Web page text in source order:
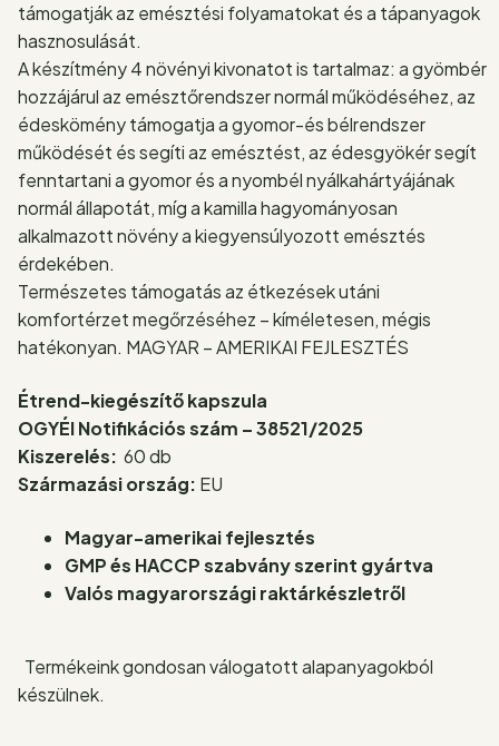
támogatják az emésztési folyamatokat és a tápanyagok
hasznosulását.
A készítmény 4 növényi kivonatot is tartalmaz: a gyömbér
hozzájárul az emésztőrendszer normál működéséhez, az
édeskömény támogatja a gyomor-és bélrendszer
működését és segíti az emésztést, az édesgyökér segít
fenntartani a gyomor és a nyombél nyálkahártyájának
normál állapotát, míg a kamilla hagyományosan
alkalmazott növény a kiegyensúlyozott emésztés
érdekében.
Természetes támogatás az étkezések utáni
komfortérzet megőrzéséhez – kíméletesen, mégis
hatékonyan. MAGYAR – AMERIKAI FEJLESZTÉS
Étrend-kiegészítő kapszula
OGYÉI Notifikációs szám – 38521/2025
Kiszerelés: 60 db
Származási ország: EU
Magyar-amerikai fejlesztés
GMP és HACCP szabvány szerint gyártva
Valós magyarországi raktárkészletről
Termékeink gondosan válogatott alapanyagokból
készülnek.